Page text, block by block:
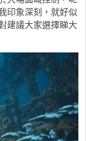
印象深刻，就好似
建議大家選擇睇大